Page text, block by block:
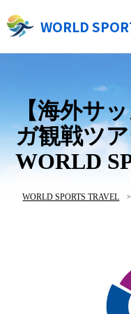
WORLD
【海外サ
ガ観戦ツ
WORLD
WORLD SPORTS TRAVEL